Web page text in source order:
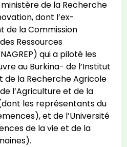
de la Recherche
dont l’ex-
de la Commission
Ressources
qui a piloté les
au Burkina- de l’Institut
de la Recherche Agricole
l’Agriculture et de la
les représentants du
et de l’Université
de la vie et de la